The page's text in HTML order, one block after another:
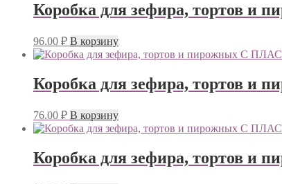
Коробка для зефира,
96.00 ₽ В корзину
Коробка для зефира,
76.00 ₽ В корзину
Коробка для зефира,